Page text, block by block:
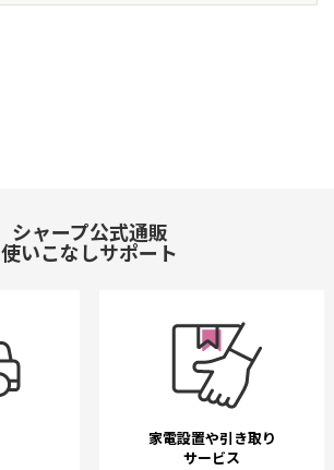
シャープ公式通販
使いこなしサポート
家電設置や引き取り
サービス